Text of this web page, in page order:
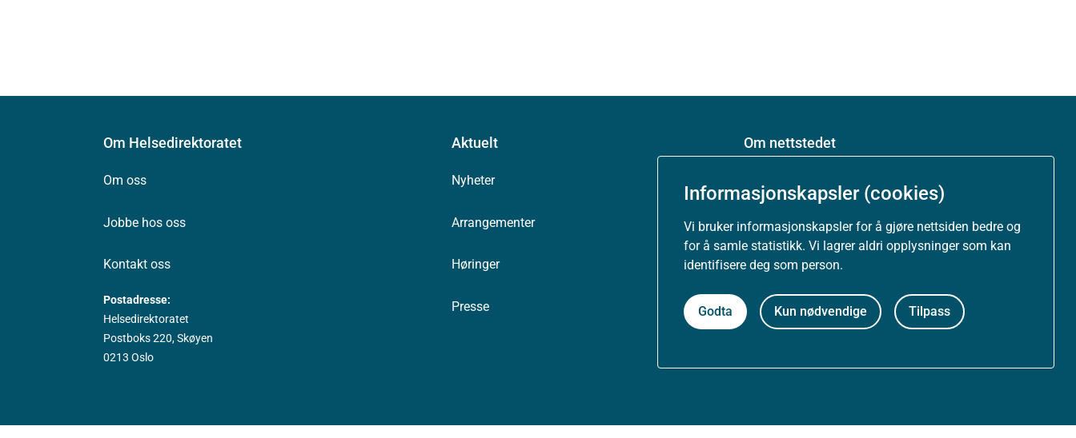
Informasjonskapsler (cookies)
Vi bruker informasjonskapsler for å gjøre nettsiden bedre og
for å samle statistikk. Vi lagrer aldri opplysninger som kan
identifisere deg som person.
Godta Kun nødvendige Tilpass
Om Helsedirektoratet
Om oss
Jobbe hos oss
Kontakt oss
Postadresse:
Helsedirektoratet
Postboks 220, Skøyen
0213 Oslo
Aktuelt
Nyheter
Arrangementer
Høringer
Presse
Om nettstedet
Tilgjengelighetserklæring (uustatus.no)
Besøksstatistikk og informasjonskapsler
Nyhetsvarsel og abonnement